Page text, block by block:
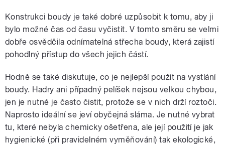
Konstrukci boudy je také dobré uzpůsobit k tomu, aby ji
bylo možné čas od času vyčistit. V tomto směru se velmi
dobře osvědčila odnímatelná střecha boudy, která zajistí
pohodlný přístup do všech jejich částí.
Hodně se také diskutuje, co je nejlepší použít na vystlání
boudy. Hadry ani případný pelíšek nejsou velkou chybou,
jen je nutné je často čistit, protože se v nich drží roztoči.
Naprosto ideální se jeví obyčejná sláma. Je nutné vybrat
tu, které nebyla chemicky ošetřena, ale její použití je jak
hygienické (při pravidelném vyměňování) tak ekologické,